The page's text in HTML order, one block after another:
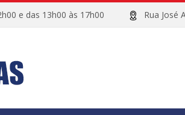
e das 13h00 às 17h00 Rua